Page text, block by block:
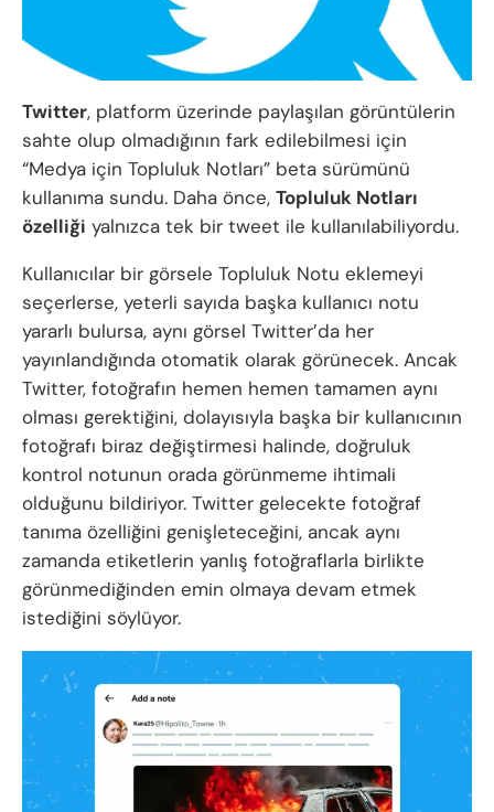
Twitter, platform üzerinde paylaşılan görüntülerin
sahte olup olmadığının fark edilebilmesi için
“Medya için Topluluk Notları” beta sürümünü
kullanıma sundu. Daha önce, Topluluk Notları
özelliği yalnızca tek bir tweet ile kullanılabiliyordu.
Kullanıcılar bir görsele Topluluk Notu eklemeyi
seçerlerse, yeterli sayıda başka kullanıcı notu
yararlı bulursa, aynı görsel Twitter’da her
yayınlandığında otomatik olarak görünecek. Ancak
Twitter, fotoğrafın hemen hemen tamamen aynı
olması gerektiğini, dolayısıyla başka bir kullanıcının
fotoğrafı biraz değiştirmesi halinde, doğruluk
kontrol notunun orada görünmeme ihtimali
olduğunu bildiriyor. Twitter gelecekte fotoğraf
tanıma özelliğini genişleteceğini, ancak aynı
zamanda etiketlerin yanlış fotoğraflarla birlikte
görünmediğinden emin olmaya devam etmek
istediğini söylüyor.